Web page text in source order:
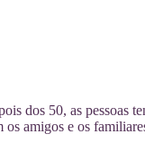
dos 50, as pessoas
os amigos e os